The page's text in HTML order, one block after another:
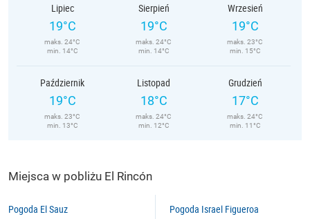
Lipiec
19°C
maks. 24°C
min. 14°C
Sierpień
19°C
maks. 24°C
min. 14°C
Wrzesień
19°C
maks. 23°C
min. 15°C
Październik
19°C
maks. 23°C
min. 13°C
Listopad
18°C
maks. 24°C
min. 12°C
Grudzień
17°C
maks. 24°C
min. 11°C
Miejsca w pobliżu El Rincón
Pogoda El Sauz Pogoda Israel Figueroa